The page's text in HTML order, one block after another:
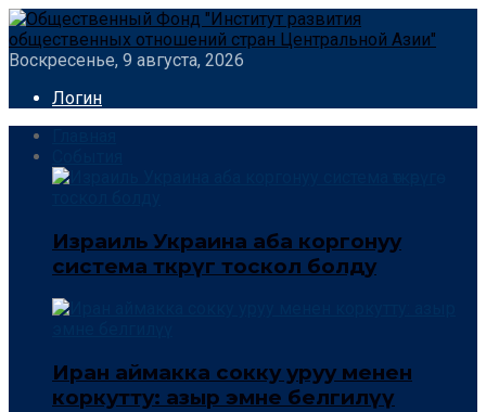
Воскресенье, 9 августа, 2026
Логин
Израиль Украина аба коргонуу
система өткөрүгө тоскол болду
Иран аймакка сокку уруу менен
коркутту: азыр эмне белгилүү